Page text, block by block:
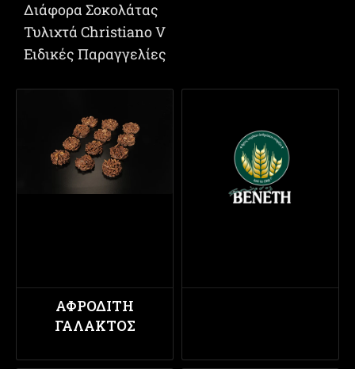
Διάφορα Σοκολάτας
Τυλιχτά Christiano V
Ειδικές Παραγγελίες
ΑΦΡΟΔΊΤΗ
ΓΆΛΑΚΤΟΣ